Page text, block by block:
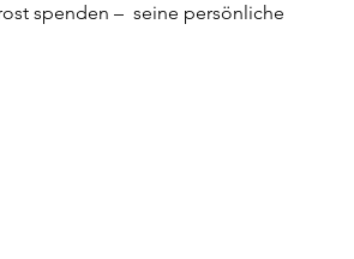
spenden –  seine persönliche